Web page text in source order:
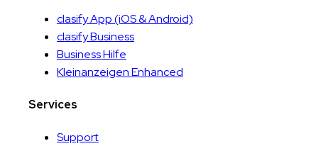
clasify App(iOS & Android)
clasify Business
Business Hilfe
Kleinanzeigen Enhanced
Services
Support